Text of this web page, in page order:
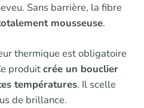
Sans barrière, la fibre
mousseuse.
thermique est obligatoire
produitcrée un bouclier
températures. Il scelle
de brillance.